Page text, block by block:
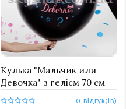
Кулька "Мальчик или
Девочка" з гелієм 70 см
0 відгук(ів)